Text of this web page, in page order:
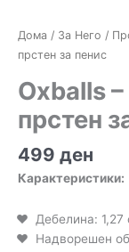
Дома / За Него /
прстен за пенис
Oxballs
прстен
499 ден
Карактеристики:
Дебелина: 1,27
Надворешен